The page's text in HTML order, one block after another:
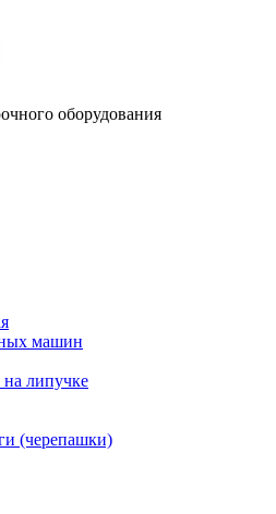
оборудования
машин
липучке
(черепашки)